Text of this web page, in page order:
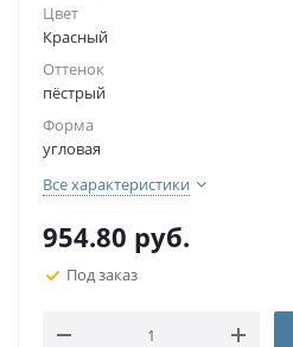
Цвет
Красный
Оттенок
пёстрый
Форма
угловая
Все характеристики
954.80 руб.
Под заказ